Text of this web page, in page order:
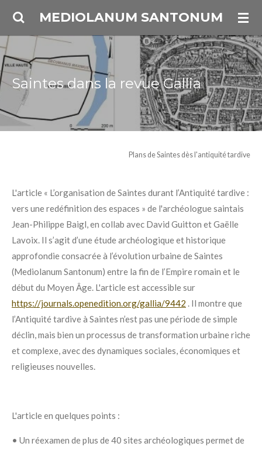
Passer
contenu
principal
MEDIOLANUM SANTONUM
Saintes dans la revue Gallia
Plans de Saintes dès l'antiquité tardive
L'article « L’organisation de Saintes durant l’Antiquité tardive :
vers une redéfinition des espaces » de l'archéologue saintais
Jean-Philippe Baigl, en collab avec David Guitton et Gaëlle
Lavoix. Il s’agit d’une étude archéologique et historique
approfondie consacrée à l’évolution urbaine de Saintes
(Mediolanum Santonum) entre la fin de l’Empire romain et le
début du Moyen Âge. L'article est accessible sur
https://journals.openedition.org/gallia/9442 . Il montre que
l’Antiquité tardive à Saintes n’est pas une période de simple
déclin, mais bien un processus de transformation urbaine riche
et complexe, avec des dynamiques sociales, économiques et
religieuses nouvelles.
L'article en quelques points :
• Un réexamen de plus de 40 sites archéologiques permet de